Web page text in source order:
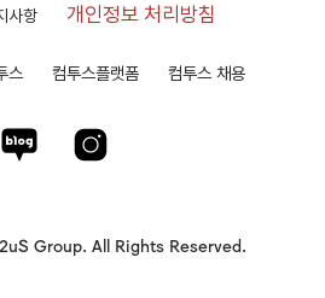
사항 개인정보 처리방침
스 컴투스플랫폼 컴투스 채용
Group. All Rights Reserved.